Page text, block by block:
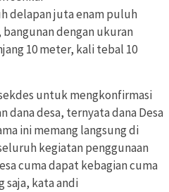
delapan juta enam puluh
dengan ukuran
10 meter, kali tebal 10
untuk mengkonfirmasi
dana desa, ternyata dana Desa
ini memang langsung di
kegiatan penggunaan
cuma dapat kebagian cuma
saja, kata andi